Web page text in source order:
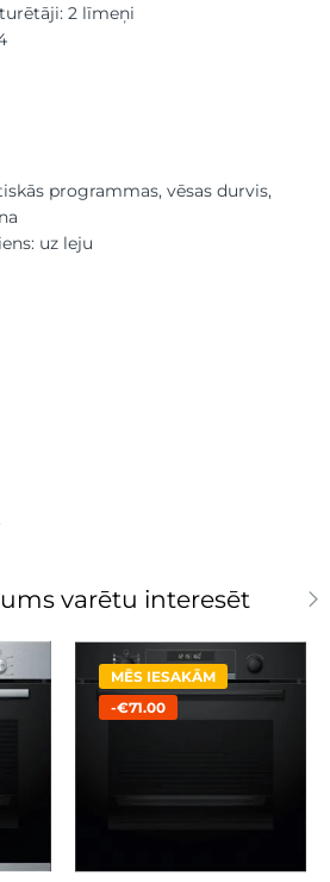
2 līmeņi
programmas, vēsas durvis,
uz leju
varētu interesēt
MĒS IESAKĀM
-€71.00